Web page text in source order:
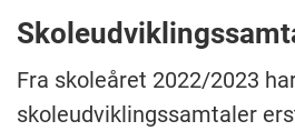
Fra skoleåret 2022/2023
skoleudviklingssamtaler